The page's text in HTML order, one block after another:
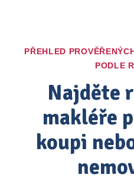
PŘEHLED
PODLE
Najděte
makléře
koupi